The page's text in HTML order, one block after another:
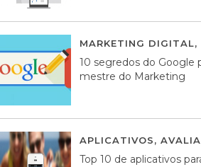
MARKETING DIGITAL,
10 segredos do Google
mestre do Marketing
APLICATIVOS,
Top 10 de aplicativos